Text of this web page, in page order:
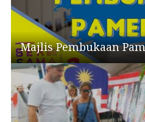
Majlis Pembukaan